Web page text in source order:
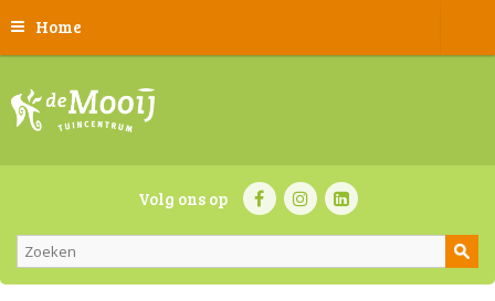
Home
Volg ons op